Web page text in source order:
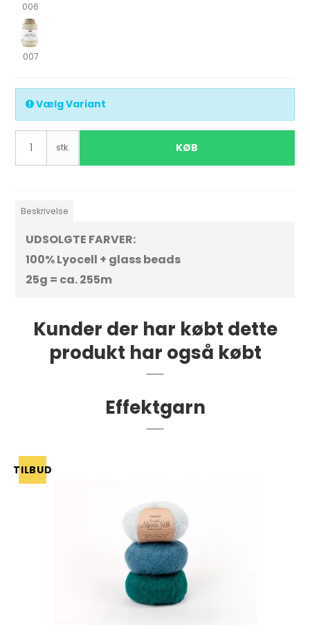
006
007
Vælg Variant
stk. KØB
Beskrivelse
UDSOLGTE FARVER:
100% Lyocell + glass beads
25g = ca. 255m
Kunder der har købt dette
produkt har også købt
Effektgarn
TILBUD